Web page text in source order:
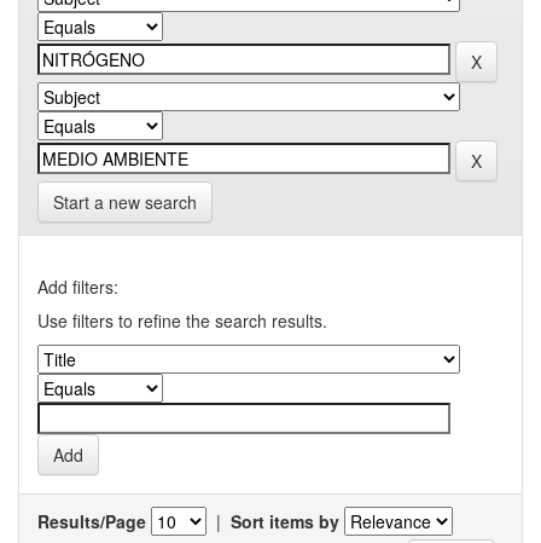
Start a new search
Add filters:
Use filters to refine the search results.
Results/Page | Sort items by